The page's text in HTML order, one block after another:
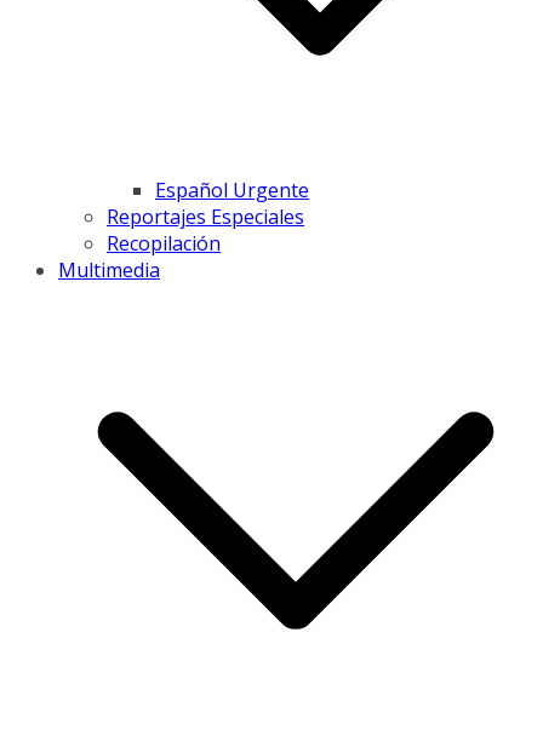
Español Urgente
Reportajes Especiales
Recopilación
Multimedia